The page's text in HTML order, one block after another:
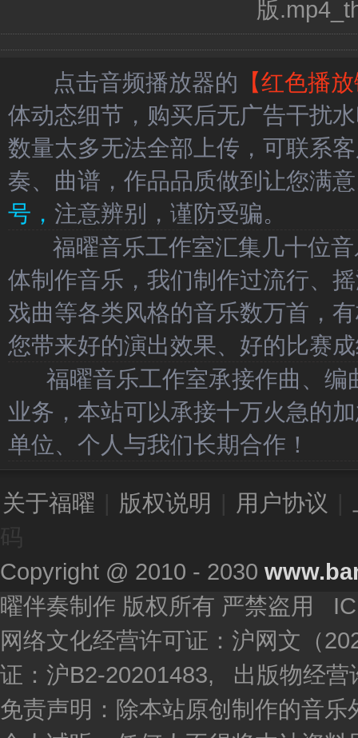
点击音频播放器的 【红色播
体动态细节，购买后无广告干扰
数量太多无法全部上传，可联系
奏、曲谱，作品品质做到让您满
号， 注意辨别，谨防受骗。
福曜音乐工作室汇集几十位音
体制作音乐，我们制作过流行、
戏曲等各类风格的音乐数万首，
您带来好的演出效果、好的比赛
福曜音乐工作室承接作曲、编
业务，本站可以承接十万火急的
单位、个人与我们长期合作！
关于福曜 版权说明 用户协议
Copyright @ 2010 - 2030
曜伴奏制作 版权所有 严禁盗用
网络文化经营许可证：沪网文（
证：沪B2-20201483, 出版物经营
免责声明：除本站原创制作的音